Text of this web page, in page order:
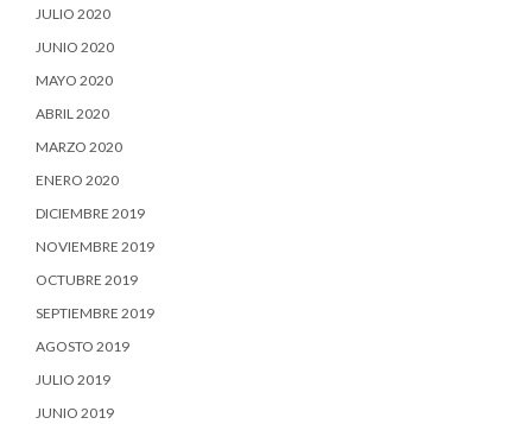
JULIO 2020
JUNIO 2020
MAYO 2020
ABRIL 2020
MARZO 2020
ENERO 2020
DICIEMBRE 2019
NOVIEMBRE 2019
OCTUBRE 2019
SEPTIEMBRE 2019
AGOSTO 2019
JULIO 2019
JUNIO 2019